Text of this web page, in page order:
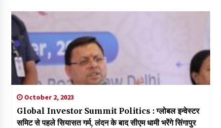
October 2, 2023
Global Investor Summit Politics : ग्लोबल इन्वेस्टर
समिट से पहले सियासत गर्म, लंदन के बाद सीएम धामी भरेंगे सिंगापुर